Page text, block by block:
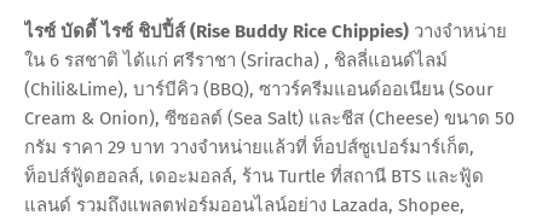
ไรซ์ บัดดี้ ไรซ์ ชิปปี้ส์ (Rise Buddy Rice Chippies) วางจำหน่าย
ใน 6 รสชาติ ได้แก่ ศรีราชา (Sriracha) , ชิลลี่แอนด์ไลม์
(Chili&Lime), บาร์บีคิว (BBQ), ซาวร์ครีมแอนด์ออเนียน (Sour
Cream & Onion), ซีซอลต์ (Sea Salt) และชีส (Cheese) ขนาด 50
กรัม ราคา 29 บาท วางจำหน่ายแล้วที่ ท็อปส์ซูเปอร์มาร์เก็ต,
ท็อปส์ฟู้ดฮอลล์, เดอะมอลล์, ร้าน Turtle ที่สถานี BTS และฟู้ด
แลนด์ รวมถึงแพลตฟอร์มออนไลน์อย่าง Lazada, Shopee,